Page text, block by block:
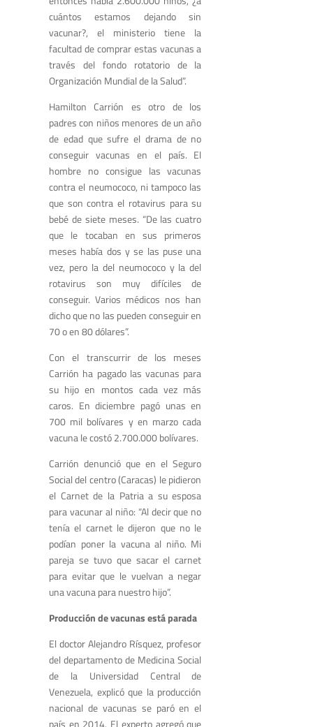
cuántos estamos dejando sin
vacunar?, el ministerio tiene la
facultad de comprar estas vacunas a
través del fondo rotatorio de la
Organización Mundial de la Salud”.
Hamilton Carrión es otro de los
padres con niños menores de un año
de edad que sufre el drama de no
conseguir vacunas en el país. El
hombre no consigue las vacunas
contra el neumococo, ni tampoco las
que son contra el rotavirus para su
bebé de siete meses. “De las cuatro
que le tocaban en sus primeros
meses había dos y se las puse una
vez, pero la del neumococo y la del
rotavirus son muy difíciles de
conseguir. Varios médicos nos han
dicho que no las pueden conseguir en
70 o en 80 dólares”.
Con el transcurrir de los meses
Carrión ha pagado las vacunas para
su hijo en montos cada vez más
caros. En diciembre pagó unas en
700 mil bolívares y en marzo cada
vacuna le costó 2.700.000 bolívares.
Carrión denunció que en el Seguro
Social del centro (Caracas) le pidieron
el Carnet de la Patria a su esposa
para vacunar al niño: “Al decir que no
tenía el carnet le dijeron que no le
podían poner la vacuna al niño. Mi
pareja se tuvo que sacar el carnet
para evitar que le vuelvan a negar
una vacuna para nuestro hijo”.
Producción de vacunas está parada
El doctor Alejandro Rísquez, profesor
del departamento de Medicina Social
de la Universidad Central de
Venezuela, explicó que la producción
nacional de vacunas se paró en el
país en 2014. El experto agregó que